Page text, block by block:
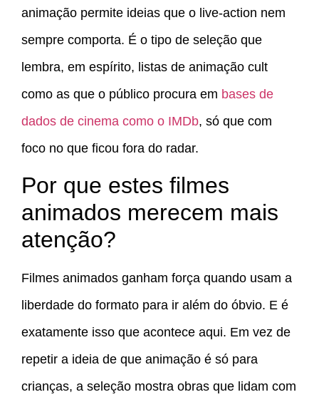
animação permite ideias que o live-action nem
sempre comporta. É o tipo de seleção que
lembra, em espírito, listas de animação cult
como as que o público procura em bases de
dados de cinema como o IMDb, só que com
foco no que ficou fora do radar.
Por que estes filmes
animados merecem mais
atenção?
Filmes animados ganham força quando usam a
liberdade do formato para ir além do óbvio. E é
exatamente isso que acontece aqui. Em vez de
repetir a ideia de que animação é só para
crianças, a seleção mostra obras que lidam com